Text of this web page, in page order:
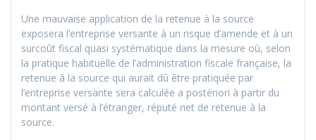
Une mauvaise application de la retenue à la source
exposera l’entreprise versante à un risque d’amende et à un
surcoût fiscal quasi systématique dans la mesure où, selon
la pratique habituelle de l’administration fiscale française, la
retenue à la source qui aurait dû être pratiquée par
l’entreprise versante sera calculée a postériori à partir du
montant versé à l’étranger, réputé net de retenue à la
source.